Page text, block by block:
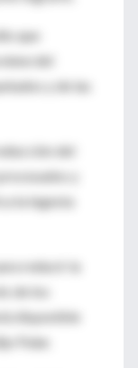
que
del
y de las
del
y
la ingesta
reducir la
de los
disponible
Palar.